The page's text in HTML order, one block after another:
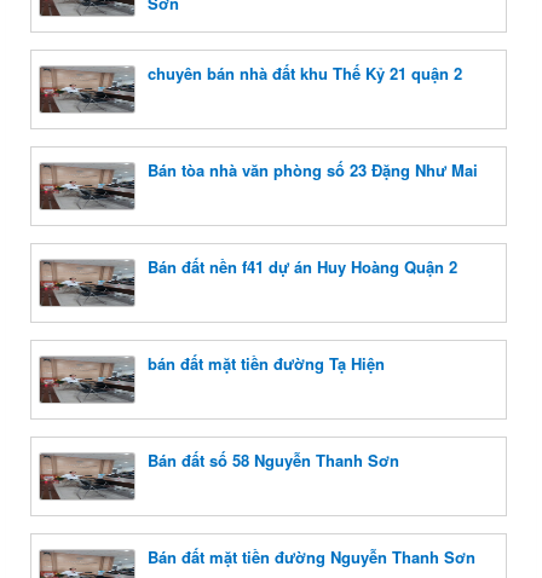
chuyên bán nhà đất khu Thế Kỷ 21 quận 2
Bán tòa nhà văn phòng số 23 Đặng Như Mai
Bán đất nền f41 dự án Huy Hoàng Quận 2
bán đất mặt tiền đường Tạ Hiện
Bán đất số 58 Nguyễn Thanh Sơn
Bán đất mặt tiền đường Nguyễn Thanh Sơn